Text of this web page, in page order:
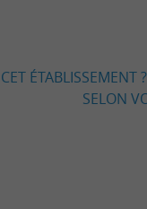
SELON